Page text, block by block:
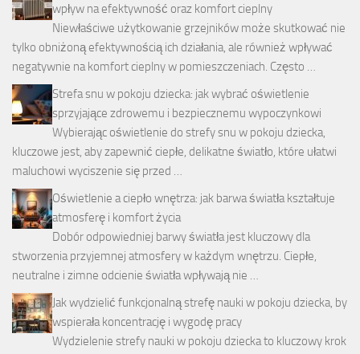
wpływ na efektywność oraz komfort cieplny
Niewłaściwe użytkowanie grzejników może skutkować nie
tylko obniżoną efektywnością ich działania, ale również wpływać
negatywnie na komfort cieplny w pomieszczeniach. Często …
Strefa snu w pokoju dziecka: jak wybrać oświetlenie
sprzyjające zdrowemu i bezpiecznemu wypoczynkowi
Wybierając oświetlenie do strefy snu w pokoju dziecka,
kluczowe jest, aby zapewnić ciepłe, delikatne światło, które ułatwi
maluchowi wyciszenie się przed …
Oświetlenie a ciepło wnętrza: jak barwa światła kształtuje
atmosferę i komfort życia
Dobór odpowiedniej barwy światła jest kluczowy dla
stworzenia przyjemnej atmosfery w każdym wnętrzu. Ciepłe,
neutralne i zimne odcienie światła wpływają nie …
Jak wydzielić funkcjonalną strefę nauki w pokoju dziecka, by
wspierała koncentrację i wygodę pracy
Wydzielenie strefy nauki w pokoju dziecka to kluczowy krok